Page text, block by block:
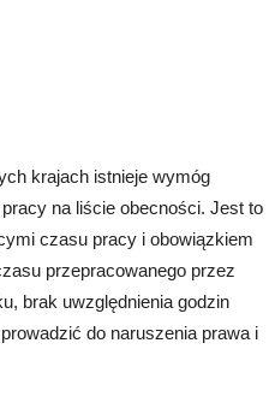
krajach istnieje wymóg
na liście obecności. Jest to
czasu pracy i obowiązkiem
przepracowanego przez
brak uwzględnienia godzin
do naruszenia prawa i